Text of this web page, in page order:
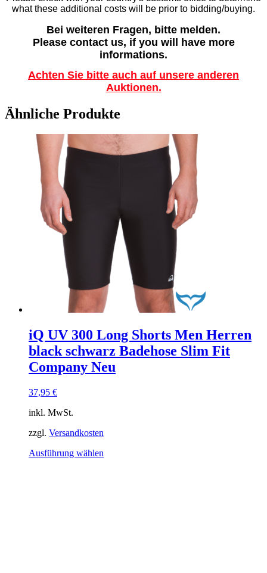
what these additional costs will be prior to bidding/buying.
Bei weiteren Fragen, bitte melden.
Please contact us, if you will have more
informations.
Achten Sie bitte auch auf unsere anderen
Auktionen.
Ähnliche Produkte
iQ UV 300 Long Shorts Men Herren
black schwarz Badehose Slim Fit
Company Neu
37,95 €
inkl. MwSt.
zzgl. Versandkosten
Ausführung wählen